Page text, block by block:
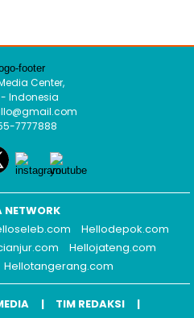
Center,
Indonesia
7777888
NETWORK
Hellodepok.com
Hellojateng.com
Hellotangerang.com
TIM REDAKSI